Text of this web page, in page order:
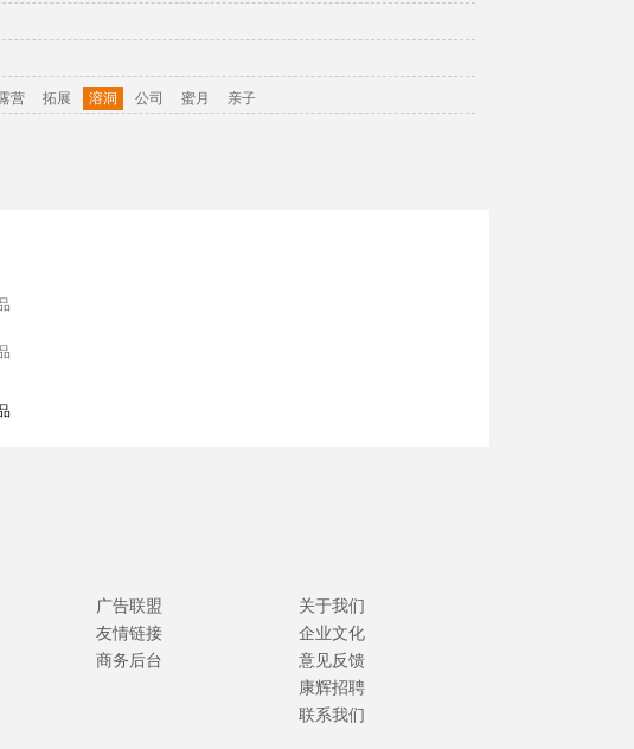
营 拓展 溶洞 公司 蜜月 亲子
广告联盟
友情链接
商务后台
关于我们
企业文化
意见反馈
康辉招聘
联系我们